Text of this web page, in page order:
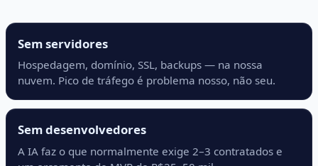
Sem servidores
Hospedagem, domínio, SSL, backups — na nossa
nuvem. Pico de tráfego é problema nosso, não seu.
Sem desenvolvedores
A IA faz o que normalmente exige 2–3 contratados e